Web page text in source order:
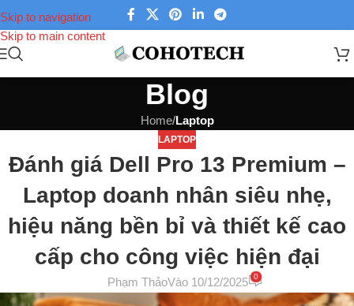
Skip to navigation
Skip to main content
Blog
Home/Laptop
LAPTOP
Đánh giá Dell Pro 13 Premium –
Laptop doanh nhân siêu nhẹ,
hiệu năng bền bỉ và thiết kế cao
cấp cho công việc hiện đại
Phạm ThảoVào 10/12/2025 0